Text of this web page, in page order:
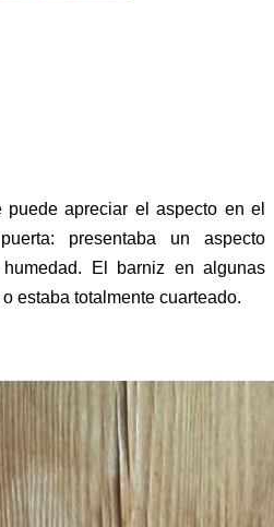
apreciar el aspecto en el
presentaba un aspecto
El barniz en algunas
estaba totalmente cuarteado.